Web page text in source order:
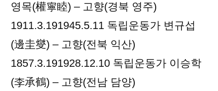
영목(權寧睦) – 고향(경북 영주)
1911.3.191945.5.11 독립운동가 변규섭
(邊圭燮) – 고향(전북 익산)
1857.3.191928.12.10 독립운동가 이승학
(李承鶴) – 고향(전남 담양)